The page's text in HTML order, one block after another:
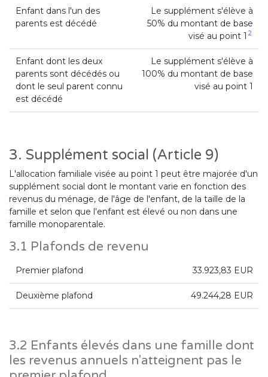
Enfant dans l'un des
parents est décédé
Le supplément s'élève à
50% du montant de base
visé au point 1 2
Enfant dont les deux
parents sont décédés ou
dont le seul parent connu
est décédé
Le supplément s'élève à
100% du montant de base
visé au point 1
3. Supplément social (Article 9)
L'allocation familiale visée au point 1 peut être majorée d'un
supplément social dont le montant varie en fonction des
revenus du ménage, de l'âge de l'enfant, de la taille de la
famille et selon que l'enfant est élevé ou non dans une
famille monoparentale.
3.1 Plafonds de revenu
Premier plafond 33.923,83 EUR
Deuxième plafond 49.244,28 EUR
3.2 Enfants élevés dans une famille dont
les revenus annuels n'atteignent pas le